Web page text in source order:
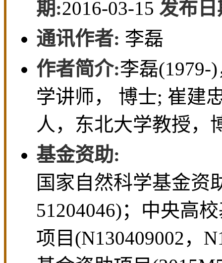
李磊， 许斯洋， 张海
(东北大学 材料电磁
辽宁 沈阳110819)
收稿日期:
期:2016-03-15发布
通讯作者:李磊
作者简介:李磊(1979-